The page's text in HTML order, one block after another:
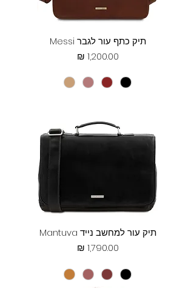
תיק כתף עור לגבר Messi
מחיר
תיק עור למחשב נייד Mantuva
מחיר